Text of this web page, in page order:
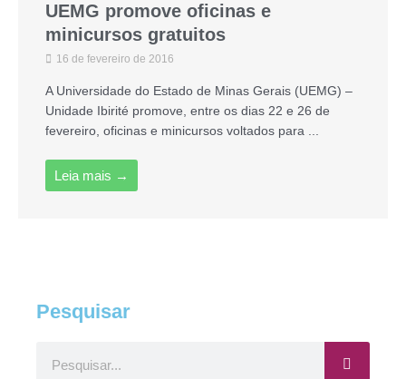
UEMG promove oficinas e
minicursos gratuitos
16 de fevereiro de 2016
A Universidade do Estado de Minas Gerais (UEMG) –
Unidade Ibirité promove, entre os dias 22 e 26 de
fevereiro, oficinas e minicursos voltados para ...
Leia mais →
Pesquisar